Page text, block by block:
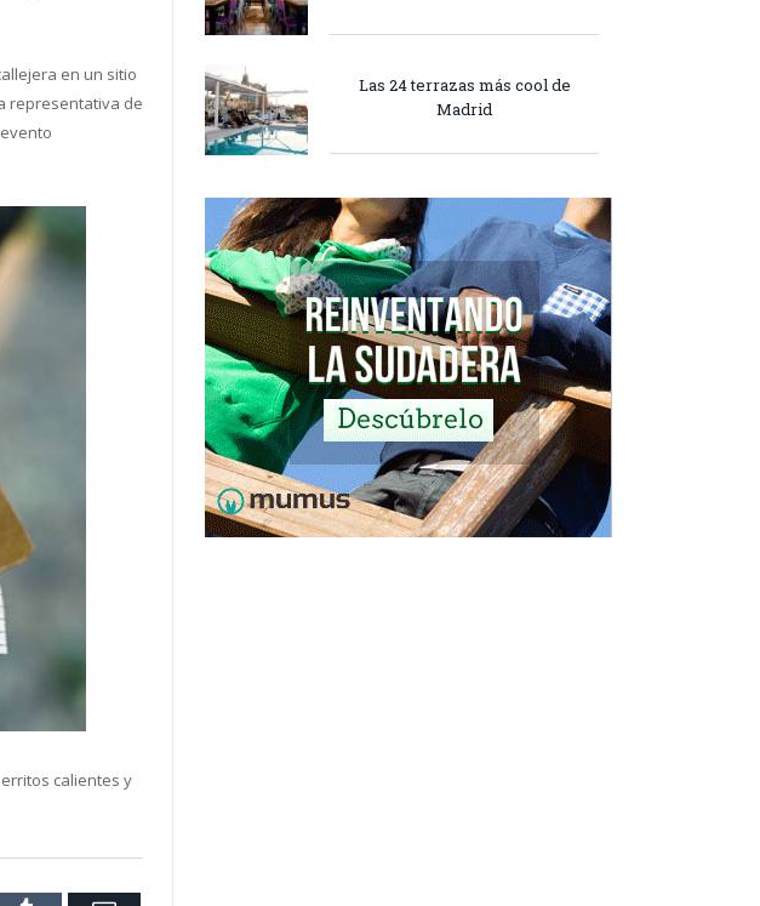
en un sitio
representativa de
calientes y
Las 24 terrazas más cool de
Madrid